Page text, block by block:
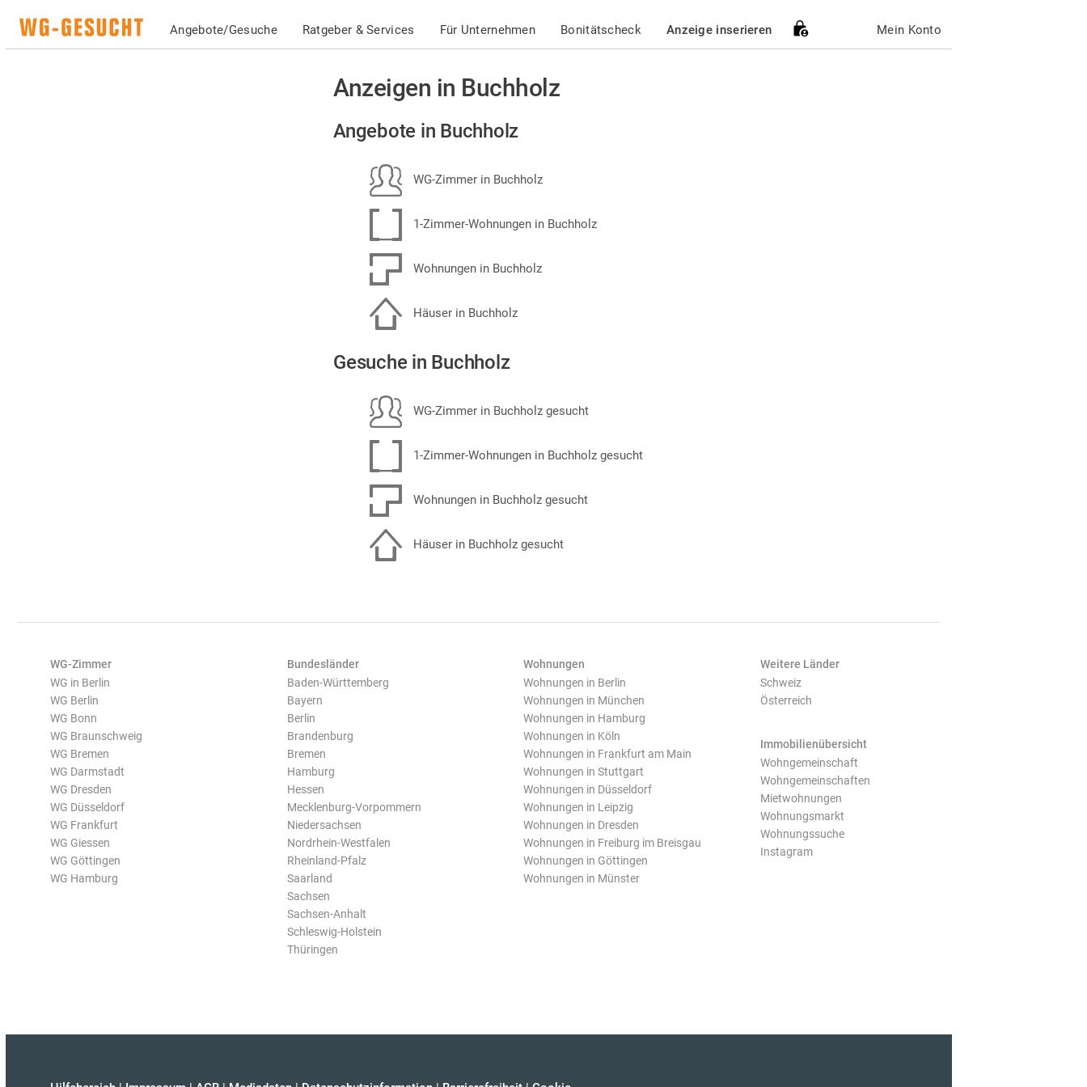
Angebote/Gesuche Ratgeber & Services Für Unternehmen Bonitätscheck Anzeige inserieren Mein Konto
Anzeigen in Buchholz
Angebote in Buchholz
WG-Zimmer in Buchholz
1-Zimmer-Wohnungen in Buchholz
Wohnungen in Buchholz
Häuser in Buchholz
Gesuche in Buchholz
WG-Zimmer in Buchholz gesucht
1-Zimmer-Wohnungen in Buchholz gesucht
Wohnungen in Buchholz gesucht
Häuser in Buchholz gesucht
WG-Zimmer
WG in Berlin
WG Berlin
WG Bonn
WG Braunschweig
WG Bremen
WG Darmstadt
WG Dresden
WG Düsseldorf
WG Frankfurt
WG Giessen
WG Göttingen
WG Hamburg
Bundesländer
Baden-Württemberg
Bayern
Berlin
Brandenburg
Bremen
Hamburg
Hessen
Mecklenburg-Vorpommern
Niedersachsen
Nordrhein-Westfalen
Rheinland-Pfalz
Saarland
Sachsen
Sachsen-Anhalt
Schleswig-Holstein
Thüringen
Wohnungen
Wohnungen in Berlin
Wohnungen in München
Wohnungen in Hamburg
Wohnungen in Köln
Wohnungen in Frankfurt am Main
Wohnungen in Stuttgart
Wohnungen in Düsseldorf
Wohnungen in Leipzig
Wohnungen in Dresden
Wohnungen in Freiburg im Breisgau
Wohnungen in Göttingen
Wohnungen in Münster
Weitere Länder
Schweiz
Österreich
Immobilienübersicht
Wohngemeinschaft
Wohngemeinschaften
Mietwohnungen
Wohnungsmarkt
Wohnungssuche
Instagram